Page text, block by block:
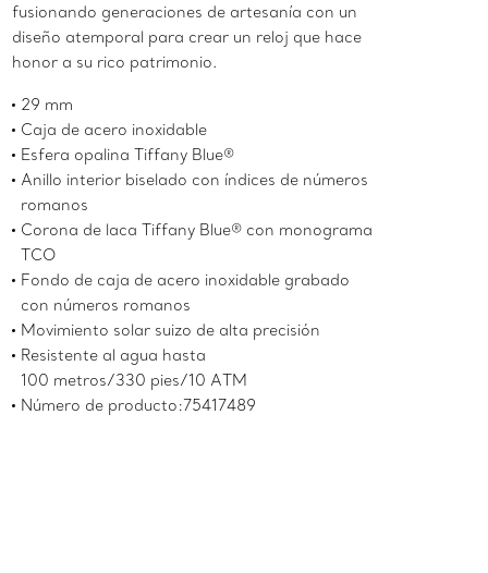
fusionando generaciones de artesanía con un
diseño atemporal para crear un reloj que hace
honor a su rico patrimonio.
29 mm
Caja de acero inoxidable
Esfera opalina Tiffany Blue®
Anillo interior biselado con índices de números
romanos
Corona de laca Tiffany Blue® con monograma
TCO
Fondo de caja de acero inoxidable grabado
con números romanos
Movimiento solar suizo de alta precisión
Resistente al agua hasta
100 metros/330 pies/10 ATM
Número de producto:75417489